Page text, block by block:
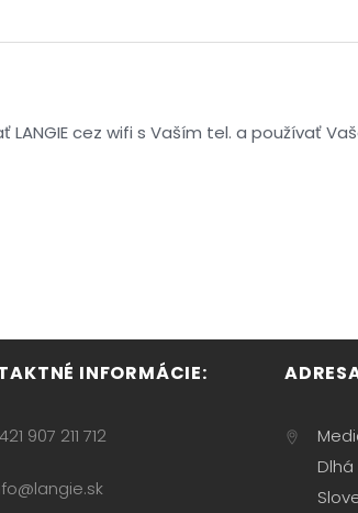
cez wifi s Vaším tel. a používať
INFORMÁCIE:
907 211 712
Dlhá